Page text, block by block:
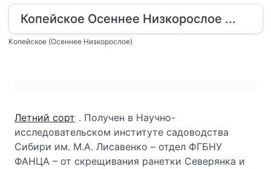
Копейское Осеннее Низкорослое ...
Копейское (Осеннее Низкорослое)
Летний сорт . Получен в Научно-
исследовательском институте садоводства
Сибири им. М.А. Лисавенко – отдел ФГБНУ
ФАНЦА – от скрещивания ранетки Северянка и